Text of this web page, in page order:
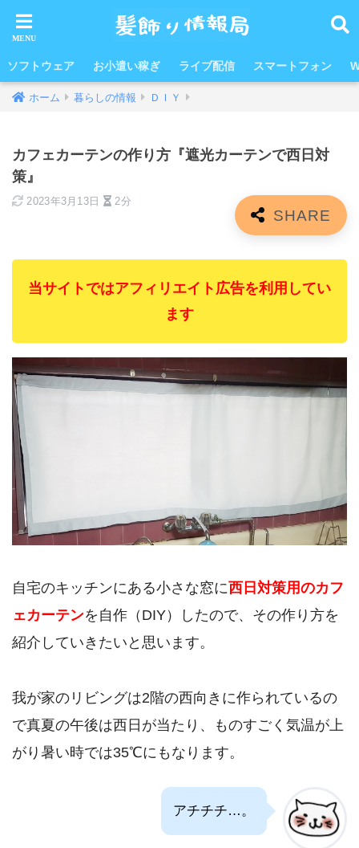
ソフトウェア お小遣い稼ぎ ライブ配信 スマートフォン
ホーム 暮らしの情報 ＤＩＹ
カフェカーテンの作り方『遮光カーテンで西日対
策』
2023年3月13日 2分
当サイトではアフィリエイト広告を利用してい
ます
自宅のキッチンにある小さな窓に西日対策用のカフ
ェカーテンを自作（DIY）したので、その作り方を
紹介していきたいと思います。
我が家のリビングは2階の西向きに作られているの
で真夏の午後は西日が当たり、ものすごく気温が上
がり暑い時では35℃にもなります。
アチチチ…。